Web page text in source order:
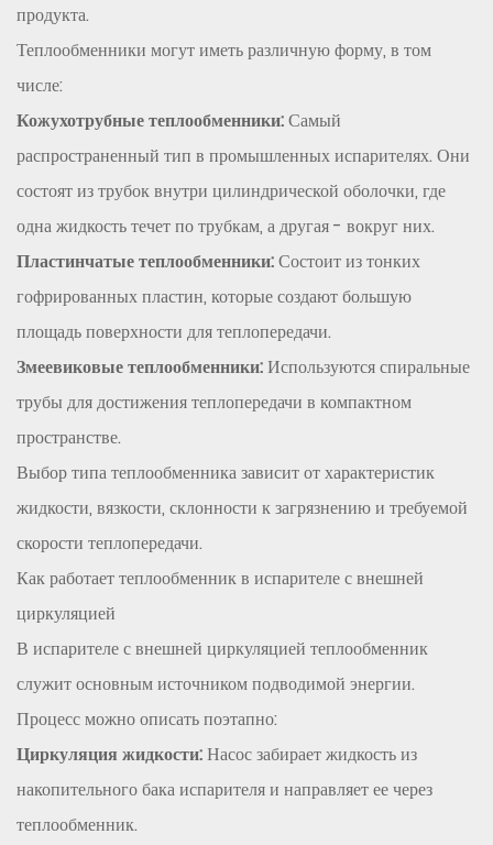
жидкостями.
5
Типы
используемых
в
испарителях
с
внешней
5.1
Кожухотрубные
теплообменники
5.2
Пластинчатые
теплообменники
5.3
Змеевиковые
теплообменники
6
Факторы,
влияющие
производительность
теплообменника
7
Вопросы
технического
продукта.
Теплообменники могут иметь различную форму, в том
числе:
Кожухотрубные теплообменники:Самый
распространенный тип в промышленных испарителях. Они
состоят из трубок внутри цилиндрической оболочки, где
одна жидкость течет по трубкам, а другая - вокруг них.
Пластинчатые теплообменники:Состоит из тонких
гофрированных пластин, которые создают большую
площадь поверхности для теплопередачи.
Змеевиковые теплообменники:Используются спиральные
трубы для достижения теплопередачи в компактном
пространстве.
Выбор типа теплообменника зависит от характеристик
жидкости, вязкости, склонности к загрязнению и требуемой
скорости теплопередачи.
Как работает теплообменник в испарителе с внешней
циркуляцией
В испарителе с внешней циркуляцией теплообменник
служит основным источником подводимой энергии.
Процесс можно описать поэтапно:
Циркуляция жидкости:Насос забирает жидкость из
накопительного бака испарителя и направляет ее через
теплообменник.